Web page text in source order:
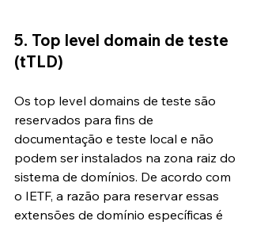
5. Top level domain de teste
(tTLD)
Os top level domains de teste são
reservados para fins de
documentação e teste local e não
podem ser instalados na zona raiz do
sistema de domínios. De acordo com
o IETF, a razão para reservar essas
extensões de domínio específicas é